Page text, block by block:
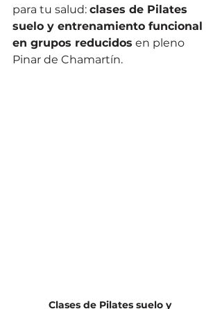
para tu salud: clases de Pilates
suelo y entrenamiento funcional
en grupos reducidos en pleno
Pinar de Chamartín.
Clases de Pilates suelo y